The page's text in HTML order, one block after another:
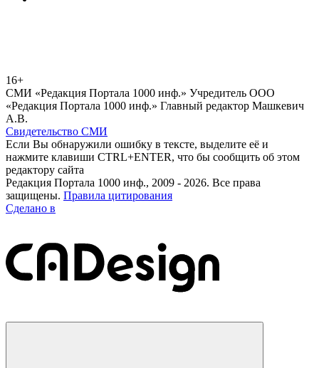
16+
СМИ «Редакция Портала 1000 инф.» Учредитель ООО
«Редакция Портала 1000 инф.» Главный редактор Машкевич
А.В.
Свидетельство СМИ
Если Вы обнаружили ошибку в тексте, выделите её и
нажмите клавиши CTRL+ENTER, что бы сообщить об этом
редактору сайта
Редакция Портала 1000 инф., 2009 - 2026. Все права
защищены. Правила цитирования
Сделано в